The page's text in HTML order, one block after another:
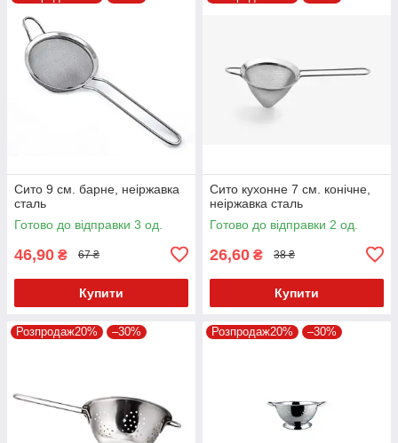
Сито 9 см. барне, неіржавка
сталь
Готово до відправки 3 од.
46,90 ₴ 67 ₴
Купити
Сито кухонне 7 см. конічне,
неіржавка сталь
Готово до відправки 2 од.
26,60 ₴ 38 ₴
Купити
Розпродаж20% –30% Розпродаж20% –30%